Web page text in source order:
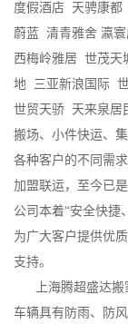
度假酒店 天骋康
蔚蓝 清青雅舍 瀛
西梅岭雅居 世茂
地 三亚新浪国际
世贸天骄 天来泉居
搬场、小件快运、
各种客户的不同需
加盟联运，至今已
公司本着“安全快捷
为广大客户提供优
支持。
上海腾超盛达搬
车辆具有防雨、防